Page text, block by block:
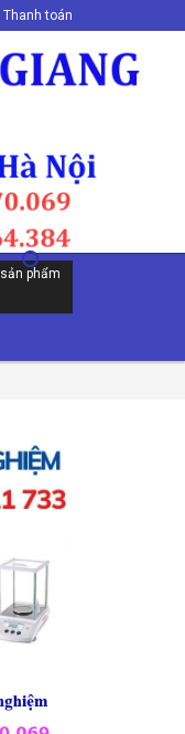
Thanh toán
sản phẩm